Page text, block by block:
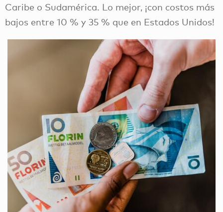
Caribe o Sudamérica. Lo mejor, ¡con costos más
bajos entre 10 % y 35 % que en Estados Unidos!